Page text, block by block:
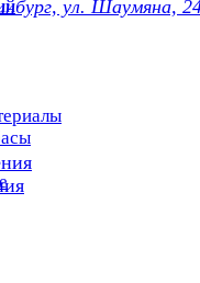
ул. Шаумяна,